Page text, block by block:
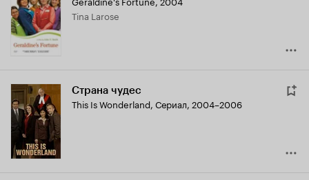
Tina Larose
Страна чудес
This Is Wonderland, Сериал, 2004–2006